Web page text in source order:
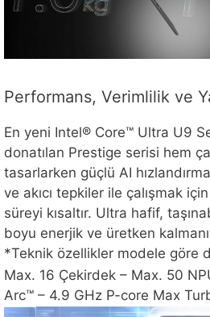
Performans, Verimlilik ve
En yeni Intel® Core™ Ultra U9
donatılan Prestige serisi hem
tasarlarken güçlü AI
ve akıcı tepkiler ile çalışmak
süreyi kısaltır. Ultra hafif,
boyu enerjik ve üretken
*Teknik özellikler modele göre
Max. 16 Çekirdek – Max. 50
Arc™ – 4.9 GHz P-core Max